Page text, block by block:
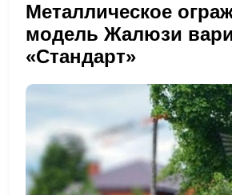
Металлическое
модель Жалюзи
«Стандарт»